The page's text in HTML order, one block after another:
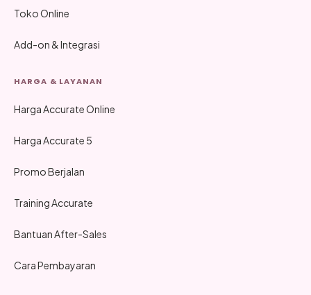
Toko Online
Add-on & Integrasi
HARGA & LAYANAN
Harga Accurate Online
Harga Accurate 5
Promo Berjalan
Training Accurate
Bantuan After-Sales
Cara Pembayaran